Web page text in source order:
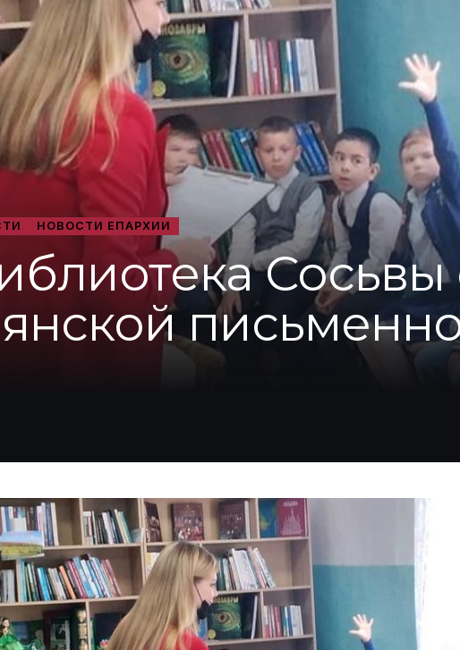
НОВОСТИ ЕПАРХИИ
Сосьвы